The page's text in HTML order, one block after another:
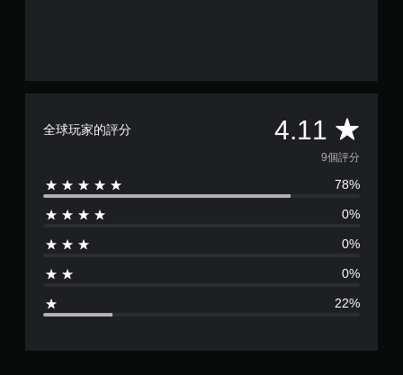
全球玩家的評分 4.11 平
均
評
分
4
1
9個評分
78%
0%
0%
0%
22%